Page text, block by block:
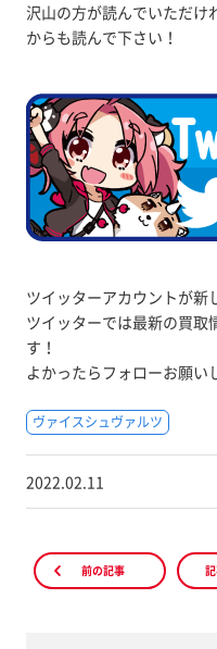
沢山の方が読んでいただけ
からも読んで下さい！
ツイッターアカウントが新
ツイッターでは最新の買取
す！
よかったらフォローお願い
ヴァイスシュヴァルツ
2022.02.11
前の記事